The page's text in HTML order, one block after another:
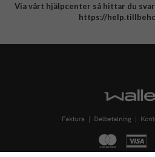
Integritetspolicy
Via vårt hjälpcenter så hittar du
https://